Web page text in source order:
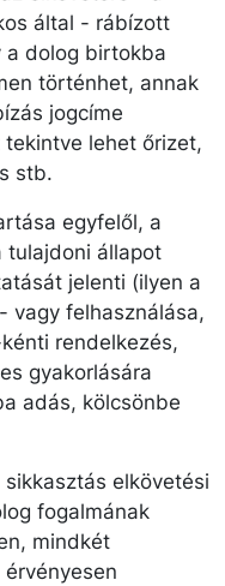
által - rábízott
a dolog birtokba
történhet, annak
jogcíme
lehet őrizet,
stb.
egyfelől, a
tulajdoni állapot
jelenti (ilyen a
vagy felhasználása,
rendelkezés,
gyakorlására
adás, kölcsönbe
elkövetési
fogalmának
mindkét